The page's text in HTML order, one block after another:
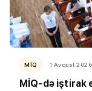
MİQ 1 Avqust
MİQ-də iştirak